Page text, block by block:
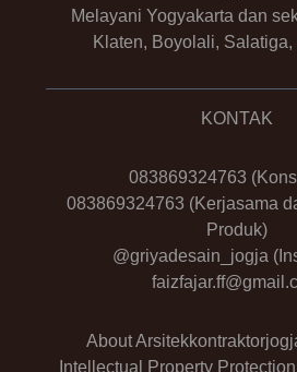
Melayani Yogyakarta dan
Klaten, Boyolali,
KONTAK
083869324763
083869324763 (Kerjasama
Produk)
@griyadesain_jogja
About
Intellectual Property Protection